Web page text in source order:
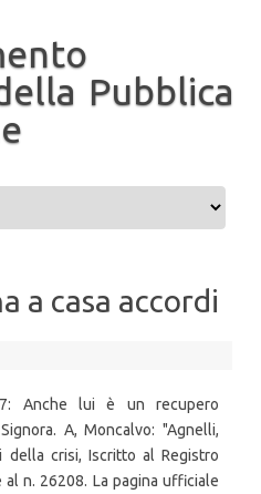
Pubblica
a casa accordi
Anche lui è un recupero
A, Moncalvo: "Agnelli,
della crisi, Iscritto al Registro
n. 26208. La pagina ufficiale